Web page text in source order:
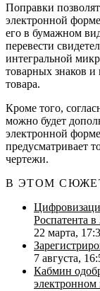
Поправки
электронной
его в бумажном
перевести
интегральной
товарных знаков
товара.
Кроме того,
можно будет
электронной
предусматривает
чертежи.
В ЭТОМ
Роспатента
22 марта,
7 августа,
Кабмин
электронном